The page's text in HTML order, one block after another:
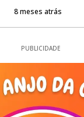
8 meses atrás
PUBLICIDADE